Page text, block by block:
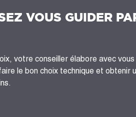
VOUS GUIDER
votre conseiller élabore avec
le bon choix technique et obtenir